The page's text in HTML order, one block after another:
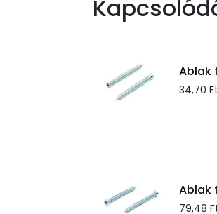
Ablak
34,70 Ft
Ablak
79,48